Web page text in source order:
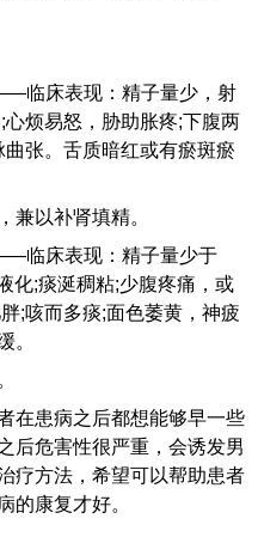
临床表现：精子量少，射
烦易怒，胁助胀疼;下腹两
张。舌质暗红或有瘀斑瘀
兼以补肾填精。
临床表现：精子量少于
化;痰涎稠粘;少腹疼痛，或
;咳而多痰;面色萎黄，神疲
。
在患病之后都想能够早一些
后危害性很严重，会诱发男
疗方法，希望可以帮助患者
的康复才好。